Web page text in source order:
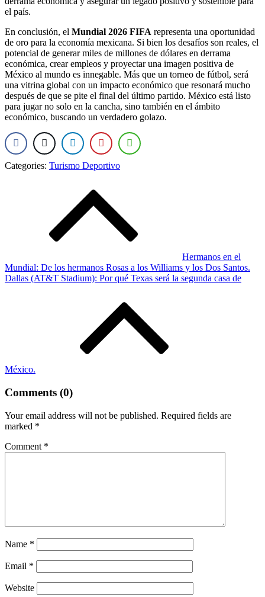
el país.
En conclusión, el Mundial 2026 FIFA representa una oportunidad
de oro para la economía mexicana. Si bien los desafíos son reales, el
potencial de generar miles de millones de dólares en derrama
económica, crear empleos y proyectar una imagen positiva de
México al mundo es innegable. Más que un torneo de fútbol, será
una vitrina global con un impacto económico que resonará mucho
después de que se pite el final del último partido. México está listo
para jugar no solo en la cancha, sino también en el ámbito
económico, buscando un verdadero golazo.
Categories: Turismo Deportivo
Hermanos en el
Mundial: De los hermanos Rosas a los Williams y los Dos Santos.
Dallas (AT&T Stadium): Por qué Texas será la segunda casa de
México.
Comments (0)
Your email address will not be published. Required fields are
marked *
Comment *
Name *
Email *
Website